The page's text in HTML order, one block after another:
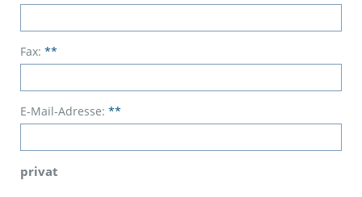
Fax: **
E-Mail-Adresse: **
privat